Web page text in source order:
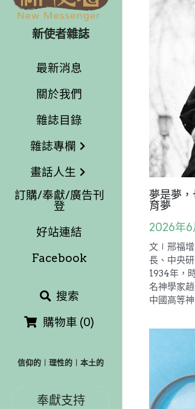
新使者雜誌
最新消息
關於我們
雜誌目錄
雜誌專欄
畫話人生
訂購/奉獻/廣告刊
登
好站連結
Facebook
搜索
購物車 (0)
信仰的︱理性的︱本土的
奉獻支持